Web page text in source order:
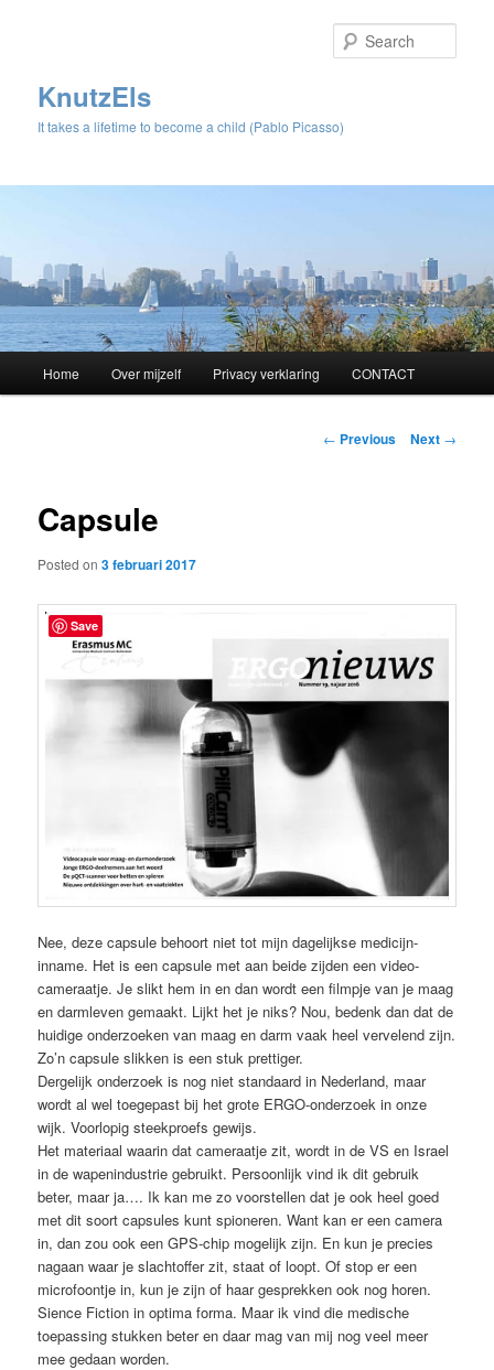
KnutzEls
It takes a lifetime to become a child (Pablo Picasso)
Skip
content
Home Over mijzelf Privacy verklaring CONTACT
Post
← Previous Next →
Capsule
Posted on3 februari 2017
Nee, deze capsule behoort niet tot mijn dagelijkse medicijn-
inname. Het is een capsule met aan beide zijden een video-
cameraatje. Je slikt hem in en dan wordt een filmpje van je maag
en darmleven gemaakt. Lijkt het je niks? Nou, bedenk dan dat de
huidige onderzoeken van maag en darm vaak heel vervelend zijn.
Zo’n capsule slikken is een stuk prettiger.
Dergelijk onderzoek is nog niet standaard in Nederland, maar
wordt al wel toegepast bij het grote ERGO-onderzoek in onze
wijk. Voorlopig steekproefs gewijs.
Het materiaal waarin dat cameraatje zit, wordt in de VS en Israel
in de wapenindustrie gebruikt. Persoonlijk vind ik dit gebruik
beter, maar ja…. Ik kan me zo voorstellen dat je ook heel goed
met dit soort capsules kunt spioneren. Want kan er een camera
in, dan zou ook een GPS-chip mogelijk zijn. En kun je precies
nagaan waar je slachtoffer zit, staat of loopt. Of stop er een
microfoontje in, kun je zijn of haar gesprekken ook nog horen.
Sience Fiction in optima forma. Maar ik vind die medische
toepassing stukken beter en daar mag van mij nog veel meer
mee gedaan worden.
Save